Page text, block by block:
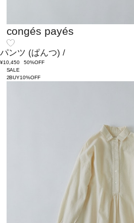
congés payés
パンツ (ぱんつ) /
¥10,450
50%OFF
SALE
2BUY10%OFF